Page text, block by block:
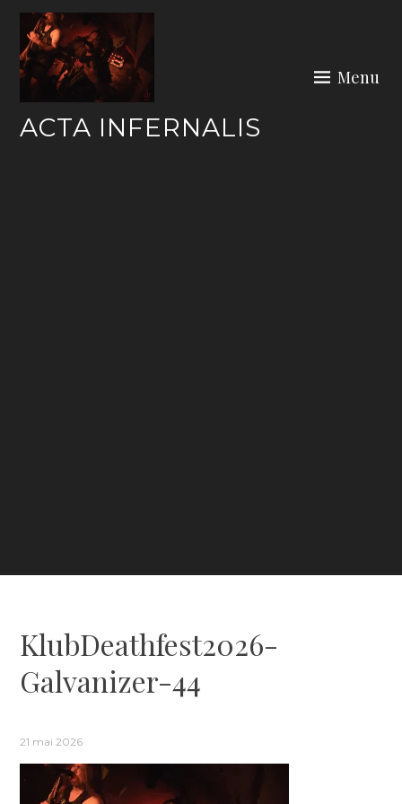
Skip
content
ACTA INFERNALIS
Menu
KlubDeathfest2026-
Galvanizer-44
21 mai 2026